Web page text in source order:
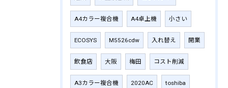
A4カラー複合機 A4卓上機 小さい
ECOSYS M5526cdw 入れ替え 開業
飲食店 大阪 梅田 コスト削減
A3カラー複合機 2020AC toshiba